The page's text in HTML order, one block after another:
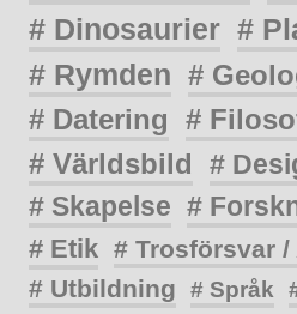
# Dinosaurier #
# Rymden #
# Datering #
# Världsbild
#
# Skapelse #
# Etik # Trosförsvar
# Utbildning
# Språk